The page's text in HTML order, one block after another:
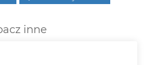
inne